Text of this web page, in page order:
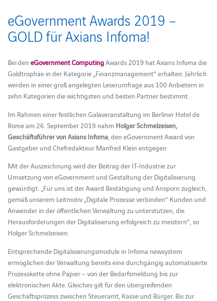
eGovernment Awards 2019 –
GOLD für Axians Infoma!
Bei den eGovernment ComputingAwards 2019 hat Axians Infoma die
Goldtrophäe in der Kategorie „Finanzmanagement“ erhalten. Jährlich
werden in einer groß angelegten Leserumfrage aus 100 Anbietern in
zehn Kategorien die wichtigsten und besten Partner bestimmt.
Im Rahmen einer festlichen Galaveranstaltung im Berliner Hotel de
Rome am 26. September 2019 nahm Holger Schmelzeisen,
Geschäftsführer von Axians Infoma, den eGovernment Award von
Gastgeber und Chefredakteur Manfred Klein entgegen
Mit der Auszeichnung wird der Beitrag der IT-Industrie zur
Umsetzung von eGovernment und Gestaltung der Digitalisierung
gewürdigt. „Für uns ist der Award Bestätigung und Ansporn zugleich,
gemäß unserem Leitmotiv „Digitale Prozesse verbinden“ Kunden und
Anwender in der öffentlichen Verwaltung zu unterstützen, die
Herausforderungen der Digitalisierung erfolgreich zu meistern“, so
Holger Schmelzeisen.
Entsprechende Digitalisierungsmodule in Infoma newsystem
ermöglichen der Verwaltung bereits eine durchgängig automatisierte
Prozesskette ohne Papier – von der Bedarfsmeldung bis zur
elektronischen Akte. Gleiches gilt für den übergreifenden
Geschäftsprozess zwischen Steueramt, Kasse und Bürger. Bis zur